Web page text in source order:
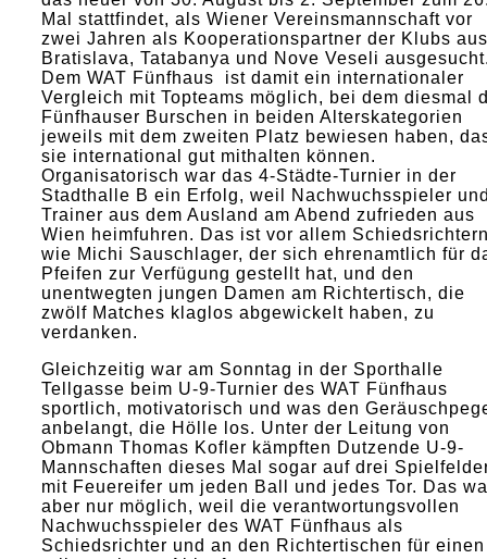
Mal stattfindet, als Wiener Vereinsmannschaft vor
zwei Jahren als Kooperationspartner der Klubs aus
Bratislava, Tatabanya und Nove Veseli
Dem WAT Fünfhaus ist damit ein internationaler
Vergleich mit Topteams möglich, bei dem diesmal
Fünfhauser Burschen in beiden Alterskategorien
jeweils mit dem zweiten Platz bewiesen haben,
sie international gut mithalten können.
Organisatorisch war das 4-Städte-Turnier in der
Stadthalle B ein Erfolg, weil Nachwuchsspieler
Trainer aus dem Ausland am Abend zufrieden aus
Wien heimfuhren. Das ist vor allem
wie Michi Sauschlager, der sich ehrenamtlich für
Pfeifen zur Verfügung gestellt hat, und den
unentwegten jungen Damen am Richtertisch, die
zwölf Matches klaglos abgewickelt haben, zu
verdanken.
Gleichzeitig war am Sonntag in der Sporthalle
Tellgasse beim U-9-Turnier des WAT Fünfhaus
sportlich, motivatorisch und was den
anbelangt, die Hölle los. Unter der Leitung von
Obmann Thomas Kofler kämpften Dutzende U-9-
Mannschaften dieses Mal sogar auf drei
mit Feuereifer um jeden Ball und jedes Tor. Das
aber nur möglich, weil die verantwortungsvollen
Nachwuchsspieler des WAT Fünfhaus als
Schiedsrichter und an den Richtertischen für einen